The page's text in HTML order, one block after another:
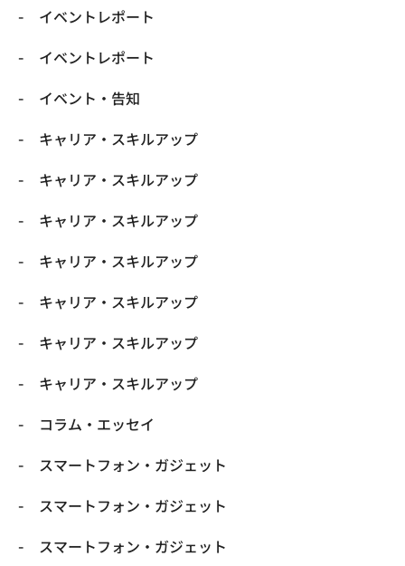
イベントレポート
イベントレポート
イベント・告知
キャリア・スキルアップ
キャリア・スキルアップ
キャリア・スキルアップ
キャリア・スキルアップ
キャリア・スキルアップ
キャリア・スキルアップ
キャリア・スキルアップ
コラム・エッセイ
スマートフォン・ガジェット
スマートフォン・ガジェット
スマートフォン・ガジェット